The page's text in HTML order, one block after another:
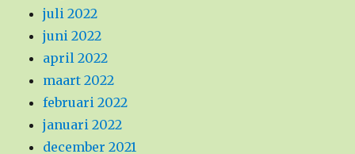
juli 2022
juni 2022
april 2022
maart 2022
februari 2022
januari 2022
december 2021